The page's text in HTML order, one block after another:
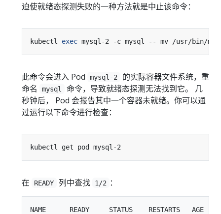
迫使就绪态探测失败的一种方法就是中止该命令：
kubectl exec
此命令会进入 Pod mysql-2
的实际容器文件系统，重
命名
mysql
命令，导致就绪态探测无法找到它。 几
秒钟后， Pod 会报告其中一个容器未就绪。你可以通
过运行以下命令进行检查：
在 READY 列中查找 1/2 ：
NAME      READY     STATUS    RESTARTS   AGE